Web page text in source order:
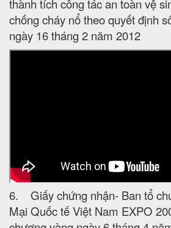
thành tích công tác an toàn vệ
chống cháy nổ theo quyết định
ngày 16 tháng 2 năm 2012
6. Giấy chứng nhận- Ban tổ
Mại Quốc tế Việt Nam EXPO